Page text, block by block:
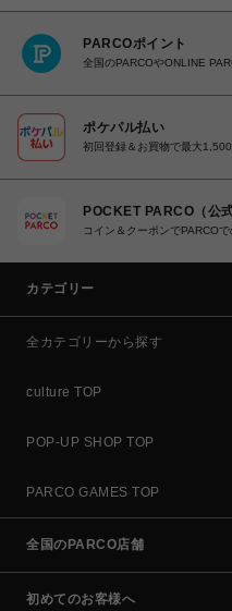
PARCOポイント
全国のPARCOやONLINE
ポケパル払い
初回登録＆お買物で最大
POCKET PARCO（公
コイン＆クーポンでPARCO
カテゴリー
全カテゴリーから探す
culture TOP
POP-UP SHOP TOP
PARCO GAMES TOP
全国のPARCO店舗
初めてのお客様へ